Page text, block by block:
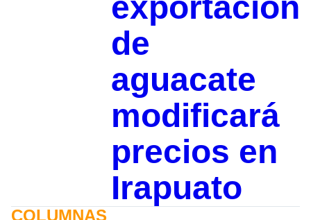
exportación
de
aguacate
modificará
precios en
Irapuato
COLUMNAS